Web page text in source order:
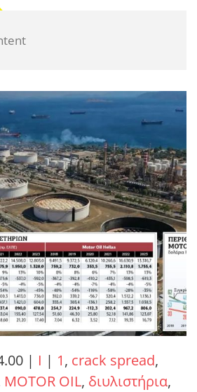
| I | 1, crack spread,
MOTOR OIL, διυλιστήρια,